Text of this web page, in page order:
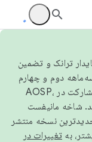
پایدار ترانک و تضمین
دوم و چهارم
شاخه مانیفست
نسخه منتشر
تغییرات در